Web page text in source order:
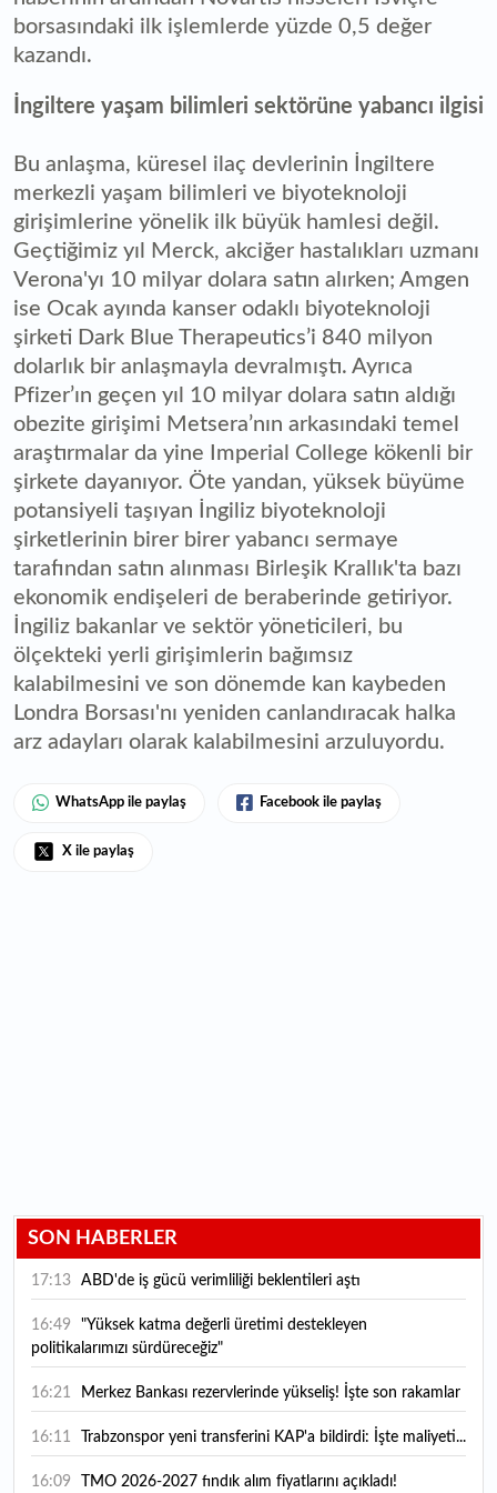
borsasındaki ilk işlemlerde yüzde 0,5 değer
kazandı.
İngiltere yaşam bilimleri sektörüne yabancı ilgisi
Bu anlaşma, küresel ilaç devlerinin İngiltere
merkezli yaşam bilimleri ve biyoteknoloji
girişimlerine yönelik ilk büyük hamlesi değil.
Geçtiğimiz yıl Merck, akciğer hastalıkları uzmanı
Verona'yı 10 milyar dolara satın alırken; Amgen
ise Ocak ayında kanser odaklı biyoteknoloji
şirketi Dark Blue Therapeutics’i 840 milyon
dolarlık bir anlaşmayla devralmıştı. Ayrıca
Pfizer’ın geçen yıl 10 milyar dolara satın aldığı
obezite girişimi Metsera’nın arkasındaki temel
araştırmalar da yine Imperial College kökenli bir
şirkete dayanıyor. Öte yandan, yüksek büyüme
potansiyeli taşıyan İngiliz biyoteknoloji
şirketlerinin birer birer yabancı sermaye
tarafından satın alınması Birleşik Krallık'ta bazı
ekonomik endişeleri de beraberinde getiriyor.
İngiliz bakanlar ve sektör yöneticileri, bu
ölçekteki yerli girişimlerin bağımsız
kalabilmesini ve son dönemde kan kaybeden
Londra Borsası'nı yeniden canlandıracak halka
arz adayları olarak kalabilmesini arzuluyordu.
WhatsApp ile paylaş Facebook ile paylaş
X ile paylaş
SON HABERLER
17:13 ABD'de iş gücü verimliliği beklentileri aştı
16:49
politikalarımızı sürdüreceğiz"
16:21 Merkez Bankası rezervlerinde yükseliş! İşte son rakamlar
16:11 Trabzonspor yeni transferini KAP'a bildirdi: İşte maliyeti...
16:09 TMO 2026-2027 fındık alım fiyatlarını açıkladı!